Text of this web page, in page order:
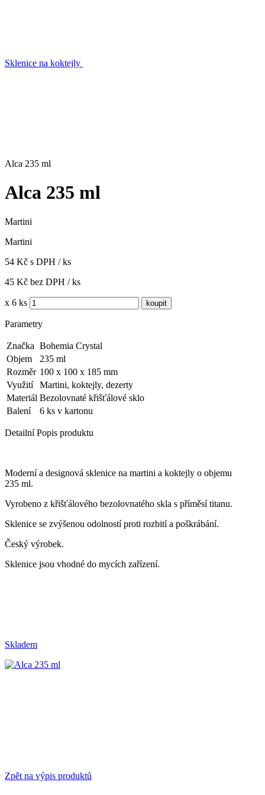
Sklenice na koktejly
Alca 235 ml
Alca 235 ml
Martini
Martini
54 Kč s DPH / ks
45 Kč bez DPH / ks
x 6 ks
Parametry
Značka Bohemia Crystal
Objem
235 ml
Rozměr 100 x 100 x 185 mm
Využití
Martini, koktejly, dezerty
Materiál Bezolovnaté křišťálové sklo
Balení
6 ks v kartonu
Detailní Popis produktu
Moderní a designová sklenice na martini a koktejly o objemu
235 ml.
Vyrobeno z křišťálového bezolovnatého skla s příměsí titanu.
Sklenice se zvýšenou odolností proti rozbití a poškrábání.
Český výrobek.
Sklenice jsou vhodné do mycích zařízení.
Skladem
Zpět na výpis produktů